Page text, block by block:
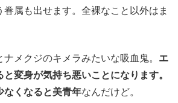
眷属も出せます。全裸なこと以外はま
ナメクジのキメラみたいな吸血鬼。 エ
変身が気持ち悪いことになります。
なくなると美青年なんだけど。